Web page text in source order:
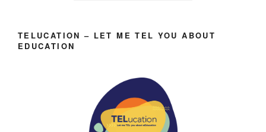
TELUCATION – LET ME TEL YOU ABOUT
EDUCATION